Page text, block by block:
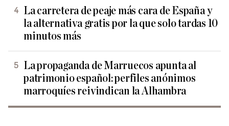
La carretera de peaje más cara de España y
la alternativa gratis por la que solo tardas 10
minutos más
La propaganda de Marruecos apunta al
patrimonio español: perfiles anónimos
marroquíes reivindican la Alhambra